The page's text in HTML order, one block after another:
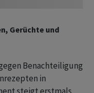
Gerüchte und
Benachteiligung
in